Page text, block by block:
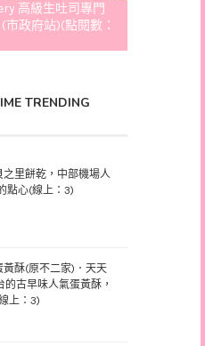
高級生吐司專門
政府站)(點閱數：
TRENDING
之里餅乾，中部機場人
點心(線上：3)
黃酥(原不二家)．天天
古早味人氣蛋黃酥，
上：3)